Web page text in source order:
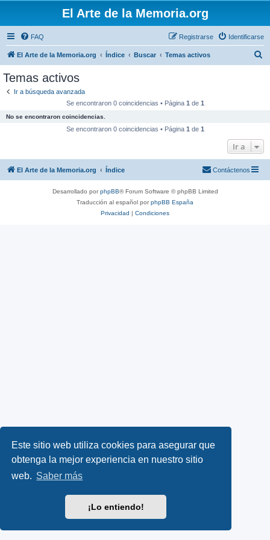
Este sitio web utiliza cookies para asegurar que
obtenga la mejor experiencia en nuestro sitio
web. Saber más
¡Lo entiendo!
El Arte de la Memoria.org
FAQ Identificarse
Registrarse
El Arte de la Memoria.org Índice Buscar Temas activos
Temas activos
Ir a búsqueda avanzada
Se encontraron 0 coincidencias • Página 1 de 1
No se encontraron coincidencias.
Se encontraron 0 coincidencias • Página 1 de 1
Ir a
El Arte de la Memoria.org Índice Contáctenos
Desarrollado porphpBB® Forum Software © phpBB Limited
Traducción al español porphpBB España
Privacidad | Condiciones